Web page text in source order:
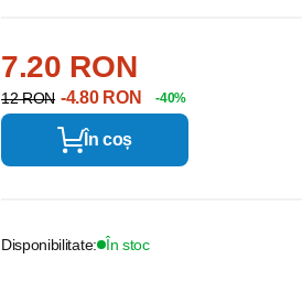
7.20 RON
12 RON -4.80 RON -40%
În coș
Disponibilitate: În stoc